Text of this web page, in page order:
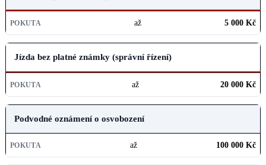
POKUTA
až 5 000 Kč
Jízda bez platné známky (správní řízení)
až 20 000 Kč
Podvodné oznámení o osvobození
až 100 000 Kč